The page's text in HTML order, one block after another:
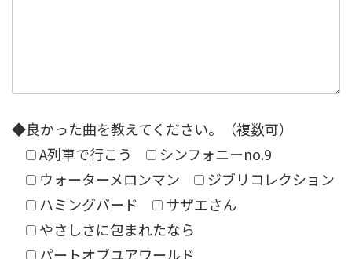
◆良かった曲を教えてください。（複数可）
A列車で行こう
シンフォニーno.9
ウォーターメロンマン
ジブリコレクション
ハミングバード
サザエさん
やさしさに包まれたなら
パートオブユアワールド